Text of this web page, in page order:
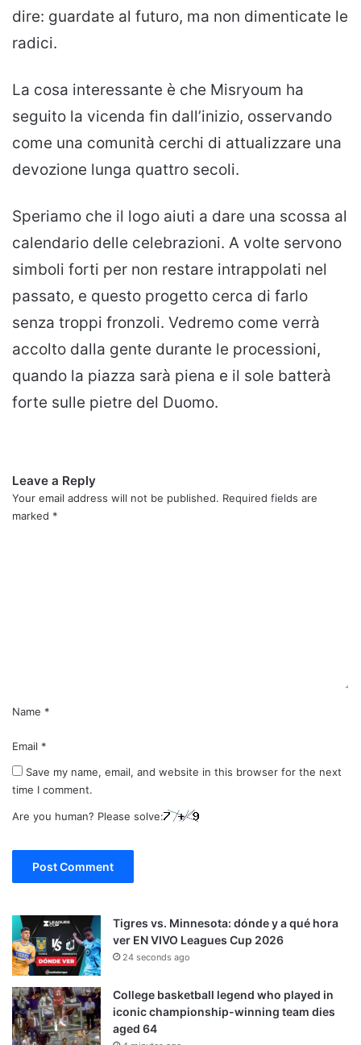
dire: guardate al futuro, ma non dimenticate le
radici.
La cosa interessante è che Misryoum ha
seguito la vicenda fin dall’inizio, osservando
come una comunità cerchi di attualizzare una
devozione lunga quattro secoli.
Speriamo che il logo aiuti a dare una scossa al
calendario delle celebrazioni. A volte servono
simboli forti per non restare intrappolati nel
passato, e questo progetto cerca di farlo
senza troppi fronzoli. Vedremo come verrà
accolto dalla gente durante le processioni,
quando la piazza sarà piena e il sole batterà
forte sulle pietre del Duomo.
Leave a Reply
Your email address will not be published. Required fields are
marked *
Name *
Email *
Save my name, email, and website in this browser for the next
time I comment.
Are you human? Please solve:
Tigres vs. Minnesota: dónde y a qué hora
ver EN VIVO Leagues Cup 2026
24 seconds ago
College basketball legend who played in
iconic championship-winning team dies
aged 64